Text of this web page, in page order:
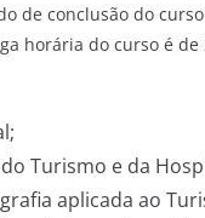
de conclusão do
horária do curso é
Turismo e da
aplicada ao